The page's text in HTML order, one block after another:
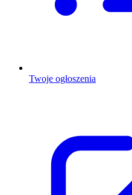
Twoje ogłoszenia